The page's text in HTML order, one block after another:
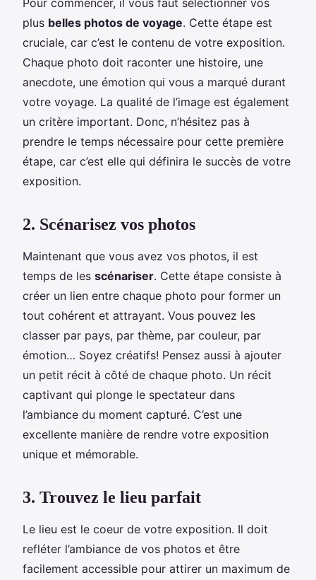
plus belles photos de voyage. Cette étape est
cruciale, car c’est le contenu de votre exposition.
Chaque photo doit raconter une histoire, une
anecdote, une émotion qui vous a marqué durant
votre voyage. La qualité de l’image est également
un critère important. Donc, n’hésitez pas à
prendre le temps nécessaire pour cette première
étape, car c’est elle qui définira le succès de votre
exposition.
2. Scénarisez vos photos
Maintenant que vous avez vos photos, il est
temps de les scénariser. Cette étape consiste à
créer un lien entre chaque photo pour former un
tout cohérent et attrayant. Vous pouvez les
classer par pays, par thème, par couleur, par
émotion… Soyez créatifs! Pensez aussi à ajouter
un petit récit à côté de chaque photo. Un récit
captivant qui plonge le spectateur dans
l’ambiance du moment capturé. C’est une
excellente manière de rendre votre exposition
unique et mémorable.
3. Trouvez le lieu parfait
Le lieu est le coeur de votre exposition. Il doit
refléter l’ambiance de vos photos et être
facilement accessible pour attirer un maximum de